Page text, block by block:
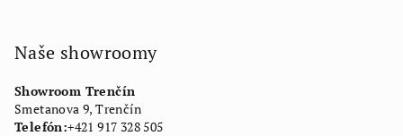
Naše showroomy
Showroom Trenčín
Smetanova 9, Trenčín
Telefón:+421 917 328 505